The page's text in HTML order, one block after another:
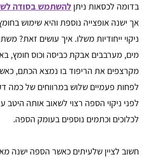
בדומה לכסאות ניתן להשתמש בסודה
אך ישנה אופצייה נוספת והיא שימוש
ניקוי ייחודיות משלו. איך עושים זאת?
מים, מערבבים אבקת כביסה וכוס חומץ,
מקרצפים את הריפוד בו נמצא הכתם,
לפחות פעמיים שלוש במרווחים של כמה
לפני ניקוי הספה רצוי לשאוב אותה
לכלוכים וכתמים נוספים בעומק הספה.
חשוב לציין שלעיתים כאשר הספה ישנה